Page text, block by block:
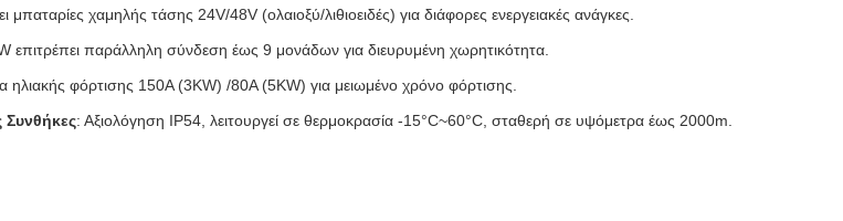
μπαταρίες χαμηλής τάσης 24V/48V (ολαιοξύ/λιθιοειδές) για διάφορες ενεργειακές ανάγκες.
επιτρέπει παράλληλη σύνδεση έως 9 μονάδων για διευρυμένη χωρητικότητα.
ηλιακής φόρτισης 150A (3KW) /80A (5KW) για μειωμένο χρόνο φόρτισης.
Συνθήκες: Αξιολόγηση IP54, λειτουργεί σε θερμοκρασία -15°C~60°C, σταθερή σε υψόμετρα έως 2000m.